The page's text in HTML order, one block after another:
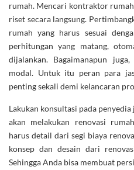
rumah. Mencari kontraktor
riset secara langsung.
rumah yang harus sesuai
perhitungan yang matang,
dijalankan. Bagaimanapun
modal. Untuk itu peran para
penting sekali demi kelancaran
Lakukan konsultasi pada
akan melakukan renovasi
harus detail dari segi biaya
konsep dan desain dari
Sehingga Anda bisa membuat